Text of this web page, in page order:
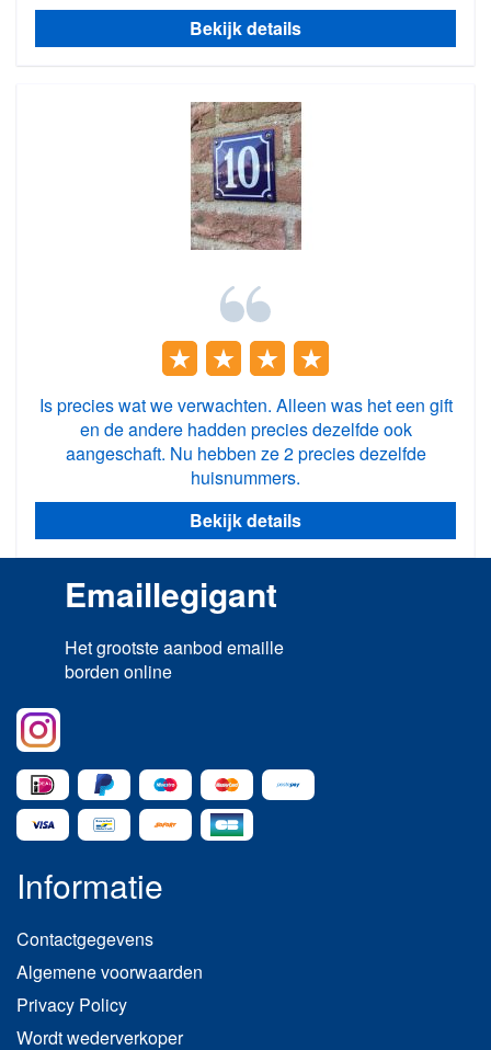
Bekijk details
Is precies wat we verwachten. Alleen was het een gift
en de andere hadden precies dezelfde ook
aangeschaft. Nu hebben ze 2 precies dezelfde
huisnummers.
Bekijk details
Emaillegigant
Het grootste aanbod emaille
borden online
Informatie
Contactgegevens
Algemene voorwaarden
Privacy Policy
Wordt wederverkoper